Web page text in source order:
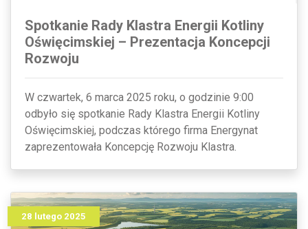
Spotkanie Rady Klastra Energii Kotliny
Oświęcimskiej – Prezentacja Koncepcji
Rozwoju
W czwartek, 6 marca 2025 roku, o godzinie 9:00
odbyło się spotkanie Rady Klastra Energii Kotliny
Oświęcimskiej, podczas którego firma Energynat
zaprezentowała Koncepcję Rozwoju Klastra.
28 lutego 2025